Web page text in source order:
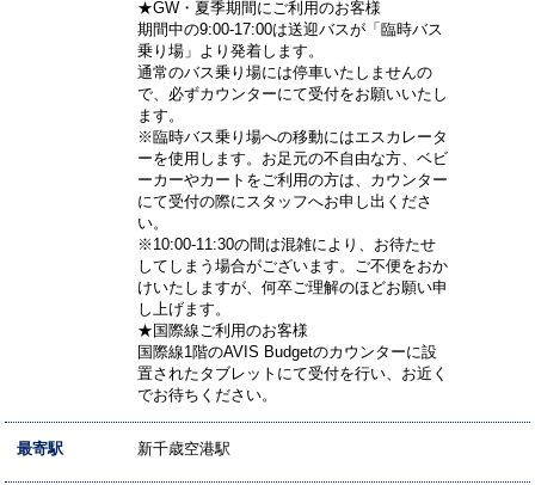
★GW・夏季期間にご利用のお客様
期間中の9:00-17:00は送迎バスが「臨時バス
乗り場」より発着します。
通常のバス乗り場には停車いたしませんの
で、必ずカウンターにて受付をお願いいたし
ます。
※臨時バス乗り場への移動にはエスカレータ
ーを使用します。お足元の不自由な方、ベビ
ーカーやカートをご利用の方は、カウンター
にて受付の際にスタッフへお申し出くださ
い。
※10:00-11:30の間は混雑により、お待たせ
してしまう場合がございます。ご不便をおか
けいたしますが、何卒ご理解のほどお願い申
し上げます。
★国際線ご利用のお客様
国際線1階のAVIS Budgetのカウンターに設
置されたタブレットにて受付を行い、お近く
でお待ちください。
最寄駅 新千歳空港駅